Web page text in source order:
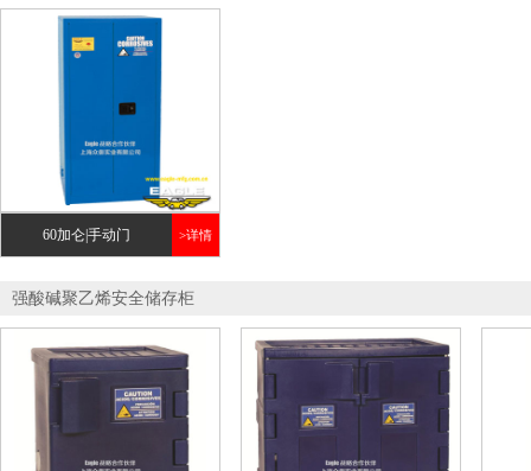
60加仑|手动门 >详情
强酸碱聚乙烯安全储存柜